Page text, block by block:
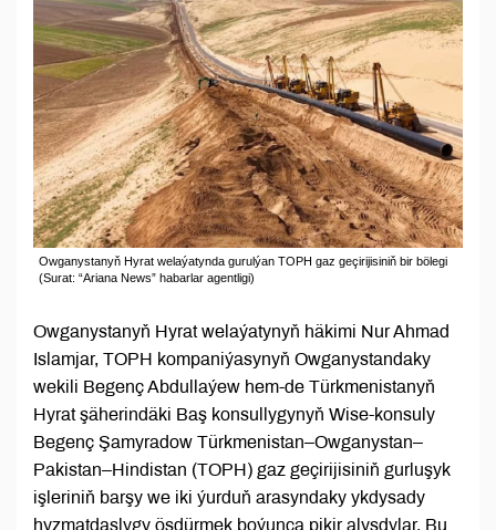
Owganystanyň Hyrat welaýatynda gurulýan TOPH gaz geçirijisiniň bir bölegi
(Surat: “Ariana News” habarlar agentligi)
Owganystanyň Hyrat welaýatynyň häkimi Nur Ahmad
Islamjar, TOPH kompaniýasynyň Owganystandaky
wekili Begenç Abdullaýew hem-de Türkmenistanyň
Hyrat şäherindäki Baş konsullygynyň Wise-konsuly
Begenç Şamyradow Türkmenistan–Owganystan–
Pakistan–Hindistan (TOPH) gaz geçirijisiniň gurluşyk
işleriniň barşy we iki ýurduň arasyndaky ykdysady
hyzmatdaşlygy ösdürmek boýunça pikir alyşdylar. Bu